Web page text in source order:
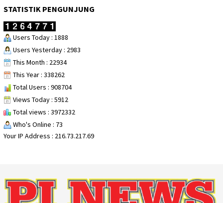
STATISTIK PENGUNJUNG
Users Today : 1888
Users Yesterday : 2983
This Month : 22934
This Year : 338262
Total Users : 908704
Views Today : 5912
Total views : 3972332
Who's Online : 73
Your IP Address : 216.73.217.69